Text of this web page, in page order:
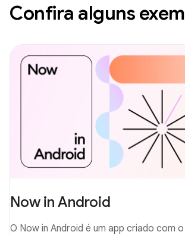
Confira alguns
Now in Android
O Now in Android é um app criado com